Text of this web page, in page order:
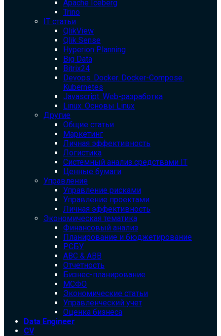
Apache Iceberg
Trino
IT статьи
QlikView
Qlik Sense
Hyperion Planning
Big Data
Bitrix24
Devops. Docker. Docker-Compose.
Kubernetes
Javascript. Web-разработка
Linux. Основы Linux
Другие
Общие статьи
Маркетинг
Личная эффективность
Логистика
Системный анализ средствами IT
Ценные бумаги
Управление
Управление рисками
Управление проектами
Личная эффективность
Экономическая тематика
Финансовый анализ
Планирование и бюджетирование
РСБУ
ABC & ABB
Отчетность
Бизнес-планирование
МСФО
Экономические статьи
Управленческий учет
Оценка бизнеса
Data Engineer
CV